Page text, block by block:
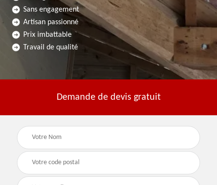
Sans engagement
Artisan passionné
Prix imbattable
Travail de qualité
Demande de devis gratuit